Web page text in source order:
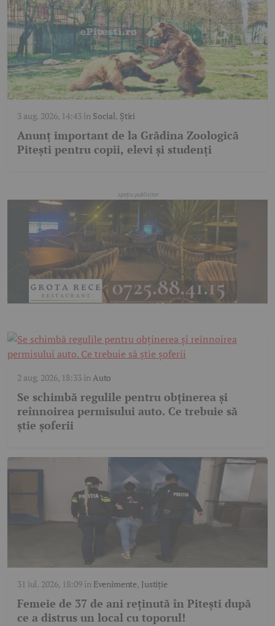
3 aug. 2026, 14:43în Social, Știri
Anunț important de la Grădina Zoologică
Pitești pentru copii, elevi și studenți
2 aug. 2026, 18:33înAuto
Se schimbă regulile pentru obținerea și
reînnoirea permisului auto. Ce trebuie să
știe șoferii
31 iul. 2026, 18:09în Evenimente, Justiție
Femeie de 37 de ani reținută în Pitești după
ce a distrus un local cu toporul!